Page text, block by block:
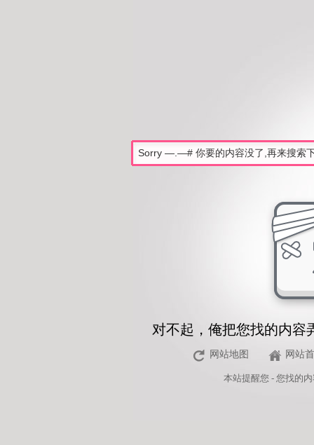
对不起，俺把您找的内容
网站地图 网站
本站提醒您 - 您找的